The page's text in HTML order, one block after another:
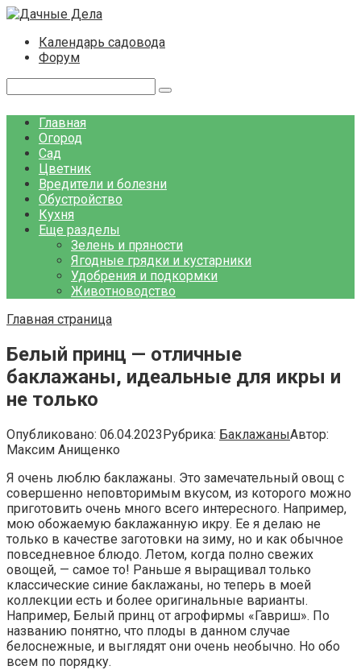
Перейти
контентуКалендарь садовода
Форум
Главная
Огород
Сад
Цветник
Вредители и болезни
Обустройство
Кухня
Еще разделы
Зелень и пряности
Ягодные грядки и кустарники
Удобрения и подкормки
Животноводство
Главная страница
Белый принц — отличные
баклажаны, идеальные для икры и
не только
Опубликовано: 06.04.2023Рубрика: БаклажаныАвтор:
Максим Анищенко
Я очень люблю баклажаны. Это замечательный овощ с
совершенно неповторимым вкусом, из которого можно
приготовить очень много всего интересного. Например,
мою обожаемую баклажанную икру. Ее я делаю не
только в качестве заготовки на зиму, но и как обычное
повседневное блюдо. Летом, когда полно свежих
овощей, — самое то! Раньше я выращивал только
классические синие баклажаны, но теперь в моей
коллекции есть и более оригинальные варианты.
Например, Белый принц от агрофирмы «Гавриш». По
названию понятно, что плоды в данном случае
белоснежные, и выглядят они очень необычно. Но обо
всем по порядку.